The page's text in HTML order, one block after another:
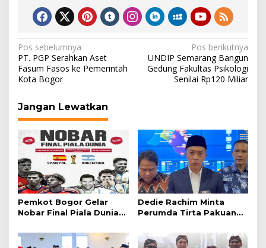
Navigasi
pos
Pos sebelumnya
PT. PGP Serahkan Aset
Fasum Fasos ke Pemerintah
Kota Bogor
Pos berikutnya
UNDIP Semarang Bangun
Gedung Fakultas Psikologi
Senilai Rp120 Miliar
Jangan Lewatkan
Pemkot Bogor Gelar
Nobar Final Piala Dunia
Dedie Rachim Minta
Perumda Tirta Pakuan
Warga Terdampak
Kekeringan